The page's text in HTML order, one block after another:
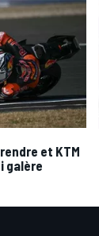
et KTM
galère